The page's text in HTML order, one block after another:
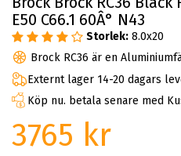
E50 C66.1 60Â° N43
Storlek: 8.0x20
Brock RC36 är en
Externt lager 14-20 dagars
Köp nu. betala senare med
3765 kr